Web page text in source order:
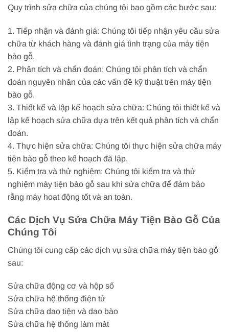
Quy trình sửa chữa của chúng tôi bao gồm các bước sau:
1. Tiếp nhận và đánh giá: Chúng tôi tiếp nhận yêu cầu sửa
chữa từ khách hàng và đánh giá tình trạng của máy tiện
bào gỗ.
2. Phân tích và chẩn đoán: Chúng tôi phân tích và chẩn
đoán nguyên nhân của các vấn đề kỹ thuật trên máy tiện
bào gỗ.
3. Thiết kế và lập kế hoạch sửa chữa: Chúng tôi thiết kế và
lập kế hoạch sửa chữa dựa trên kết quả phân tích và chẩn
đoán.
4. Thực hiện sửa chữa: Chúng tôi thực hiện sửa chữa máy
tiện bào gỗ theo kế hoạch đã lập.
5. Kiểm tra và thử nghiệm: Chúng tôi kiểm tra và thử
nghiệm máy tiện bào gỗ sau khi sửa chữa để đảm bảo
rằng máy hoạt động tốt và an toàn.
Các Dịch Vụ Sửa Chữa Máy Tiện Bào Gỗ Của
Chúng Tôi
Chúng tôi cung cấp các dịch vụ sửa chữa máy tiện bào gỗ
sau:
Sửa chữa động cơ và hộp số
Sửa chữa hệ thống điện tử
Sửa chữa dao tiện và dao bào
Sửa chữa hệ thống làm mát